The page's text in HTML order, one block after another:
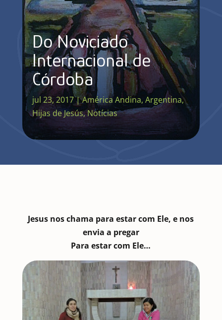
Do Noviciado
Internacional de
Córdoba
jul 23, 2017|América Andina, Argentina,
Hijas de Jesús,Notícias
Jesus nos chama para estar com Ele, e nos
envia a pregar
Para estar com Ele…